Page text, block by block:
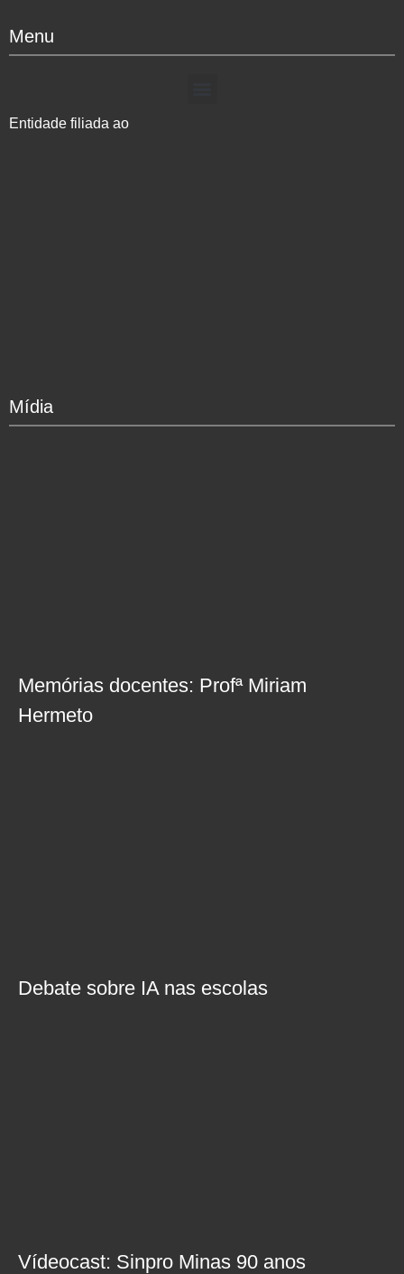
Menu
Entidade filiada ao
Mídia
Memórias docentes: Profª Miriam
Hermeto
Debate sobre IA nas escolas
Vídeocast: Sinpro Minas 90 anos